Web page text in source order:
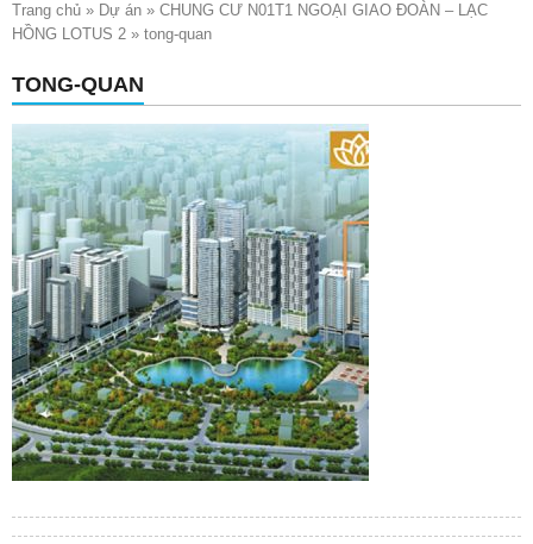
Trang chủ » Dự án » CHUNG CƯ N01T1 NGOẠI GIAO ĐOÀN – LẠC
HỒNG LOTUS 2 » tong-quan
TONG-QUAN